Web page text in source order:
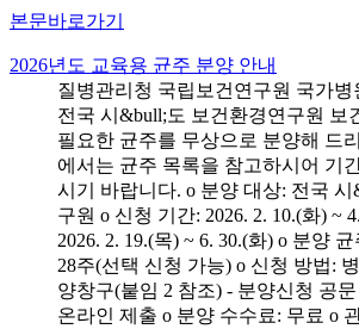
본문바로가기
2026년도 교육용 균주 분양 안내
질병관리청 국립보건연구원 국가
전국 시&bull;도 보건환경연구원 보
필요한 균주를 무상으로 분양해 드
에서는 균주 목록을 참고하시어 기
시기 바랍니다. o 분양 대상: 전국
구원 o 신청 기간: 2026. 2. 10.(화) ~
2026. 2. 19.(목) ~ 6. 30.(화) o 분양 균
28주(선택 신청 가능) o 신청 방법:
양창구(붙임 2 참조) - 분양신청 공
온라인 제출 o 분양 수수료: 무료 o